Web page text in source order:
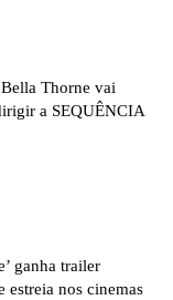
Bella Thorne vai
a SEQUÊNCIA
ganha trailer
estreia nos cinemas